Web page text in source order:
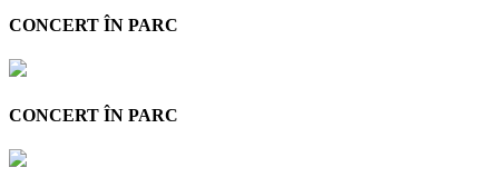
CONCERT ÎN PARC
CONCERT ÎN PARC